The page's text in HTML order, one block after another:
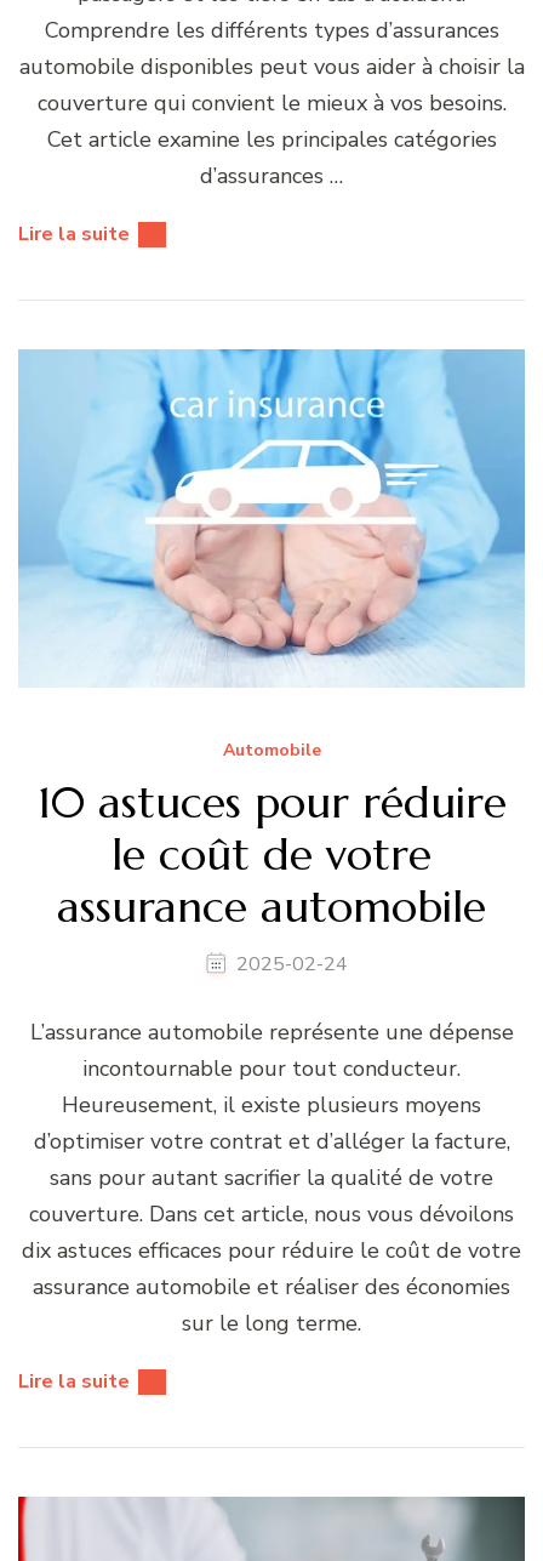
Comprendre les différents types d’assurances
automobile disponibles peut vous aider à choisir la
couverture qui convient le mieux à vos besoins.
Cet article examine les principales catégories
d’assurances …
Lire la suite
Automobile
10 astuces pour réduire
le coût de votre
assurance automobile
2025-02-24
L’assurance automobile représente une dépense
incontournable pour tout conducteur.
Heureusement, il existe plusieurs moyens
d’optimiser votre contrat et d’alléger la facture,
sans pour autant sacrifier la qualité de votre
couverture. Dans cet article, nous vous dévoilons
dix astuces efficaces pour réduire le coût de votre
assurance automobile et réaliser des économies
sur le long terme.
Lire la suite